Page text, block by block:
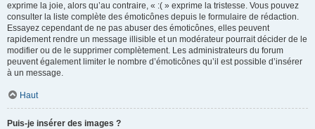
exprime la joie, alors qu’au contraire, « :( » exprime la tristesse. Vous pouvez
consulter la liste complète des émoticônes depuis le formulaire de rédaction.
Essayez cependant de ne pas abuser des émoticônes, elles peuvent
rapidement rendre un message illisible et un modérateur pourrait décider de le
modifier ou de le supprimer complètement. Les administrateurs du forum
peuvent également limiter le nombre d’émoticônes qu’il est possible d’insérer
à un message.
Haut
Puis-je insérer des images ?